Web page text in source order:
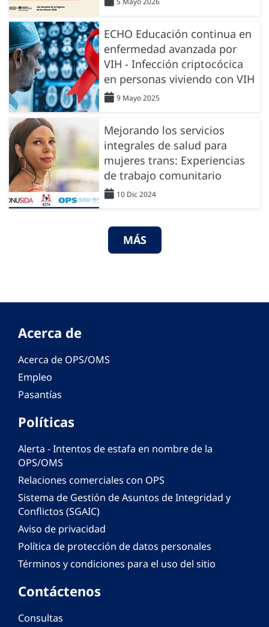
ECHO Educación continua en
enfermedad avanzada por
VIH - Infección criptocócica
en personas viviendo con VIH
9 Mayo 2025
Mejorando los servicios
integrales de salud para
mujeres trans: Experiencias
de trabajo comunitario
10 Dic 2024
MÁS
Acerca de
Acerca de OPS/OMS
Empleo
Pasantías
Políticas
Alerta - Intentos de estafa en nombre de la
OPS/OMS
Relaciones comerciales con OPS
Sistema de Gestión de Asuntos de Integridad y
Conflictos (SGAIC)
Aviso de privacidad
Política de protección de datos personales
Términos y condiciones para el uso del sitio
Contáctenos
Consultas